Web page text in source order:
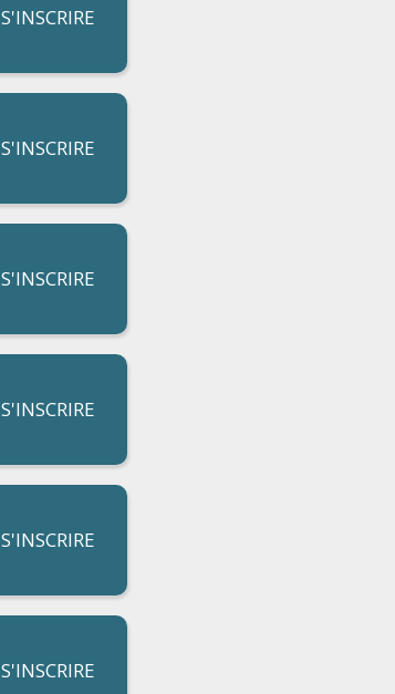
S'INSCRIRE
S'INSCRIRE
S'INSCRIRE
S'INSCRIRE
S'INSCRIRE
S'INSCRIRE